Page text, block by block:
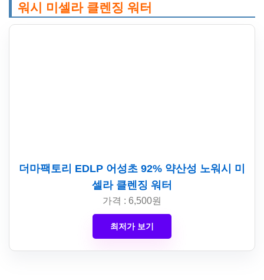
워시 미셀라 클렌징 워터
더마팩토리 EDLP 어성초 92% 약산성 노워시 미
셀라 클렌징 워터
가격 : 6,500원
최저가 보기